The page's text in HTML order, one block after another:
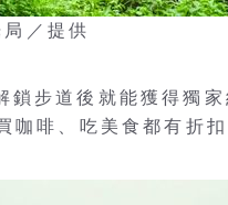
／提供
步道後就能獲得獨
啡、吃美食都有折扣